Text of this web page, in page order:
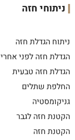
ניתוחי חזה
ניתוח הגדלת חזה
הגדלת חזה לפני אחרי
הגדלת חזה טבעית
החלפת שתלים
גניקומסטיה
הקטנת חזה לגבר
הקטנת חזה